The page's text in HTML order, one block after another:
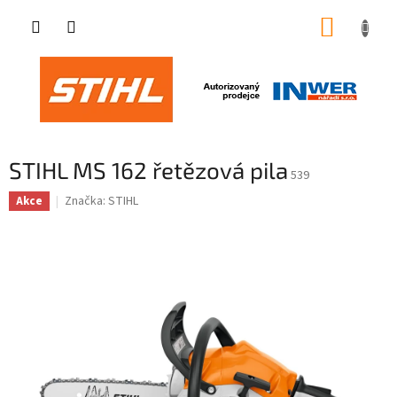
STIHL MS 162 řetězová pila 539
Akce Značka: STIHL